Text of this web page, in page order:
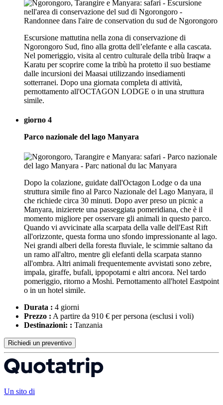
Escursione mattutina nella zona di conservazione di
Ngorongoro Sud, fino alla grotta dell’elefante e alla cascata.
Nel pomeriggio, visita al centro culturale della tribù Iraqw a
Karatu per scoprire come la tribù ha protetto il suo bestiame
dalle incursioni dei Maasai utilizzando insediamenti
sotterranei. Dopo una giornata completa di attività,
pernottamento all'OCTAGON LODGE o in una struttura
simile.
giorno 4
Parco nazionale del lago Manyara
Dopo la colazione, guidate dall'Octagon Lodge o da una
struttura simile fino al Parco Nazionale del Lago Manyara, il
che richiede circa 30 minuti. Dopo aver preso un picnic a
Manyara, inizierete una passeggiata pomeridiana, che è il
momento migliore per osservare gli animali in questo parco.
Quando vi avvicinate alla scarpata della valle dell'East Rift
all'orizzonte, questa forma uno sfondo impressionante al lago.
Nei grandi alberi della foresta fluviale, le scimmie saltano da
un ramo all'altro, mentre gli elefanti della scarpata stanno
all'ombra. Altri animali frequentemente avvistati sono zebre,
impala, giraffe, bufali, ippopotami e altri ancora. Nel tardo
pomeriggio, ritorno a Moshi. Pernottamento all'hotel Eastpoint
o in un hotel simile.
Durata : 4 giorni
Prezzo : A partire da 910 € per persona (esclusi i voli)
Destinazioni: : Tanzania
Richiedi un preventivo
Un sito di